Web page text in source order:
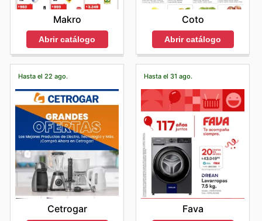
Makro
Abrir catálogo
Coto
Abrir catálogo
Hasta el 22 ago.
Cetrogar
Hasta el 31 ago.
Fava